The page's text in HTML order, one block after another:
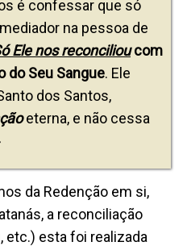
é confessar que só
na pessoa de
Ele nos reconcilioucom
do Seu Sangue. Ele
dos Santos,
eterna, e não cessa
da Redenção em si,
a reconciliação
etc.) esta foi realizada